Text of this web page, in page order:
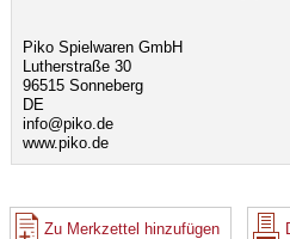
Piko Spielwaren GmbH
Lutherstraße 30
96515 Sonneberg
DE
info@piko.de
www.piko.de
Zu Merkzettel hinzufügen